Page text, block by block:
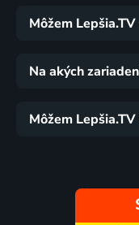
Môžem
Na akých
Môžem